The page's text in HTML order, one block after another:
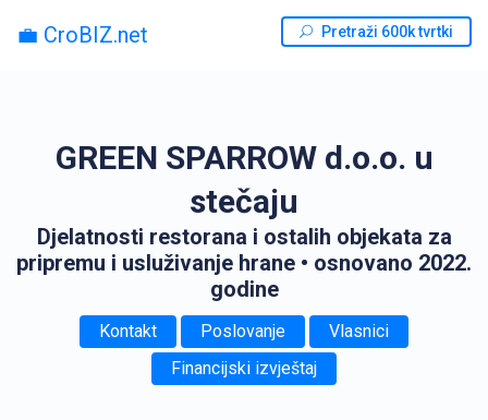
💼 CroBIZ.net Pretraži 600k tvrtki
GREEN SPARROW d.o.o. u
stečaju
Djelatnosti restorana i ostalih objekata za
pripremu i usluživanje hrane • osnovano 2022.
godine
Kontakt Poslovanje
Vlasnici
Financijski izvještaj